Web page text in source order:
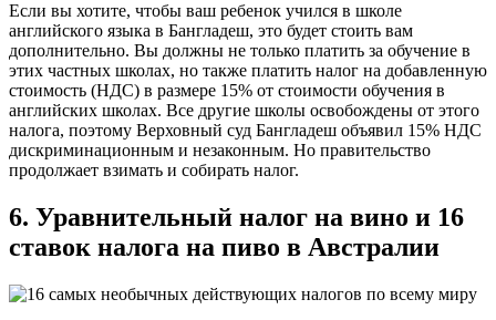
Если вы хотите, чтобы ваш ребенок учился в школе
английского языка в Бангладеш, это будет стоить вам
дополнительно. Вы должны не только платить за обучение в
этих частных школах, но также платить налог на добавленную
стоимость (НДС) в размере 15% от стоимости обучения в
английских школах. Все другие школы освобождены от этого
налога, поэтому Верховный суд Бангладеш объявил 15% НДС
дискриминационным и незаконным. Но правительство
продолжает взимать и собирать налог.
6. Уравнительный налог на вино и 16
ставок налога на пиво в Австралии